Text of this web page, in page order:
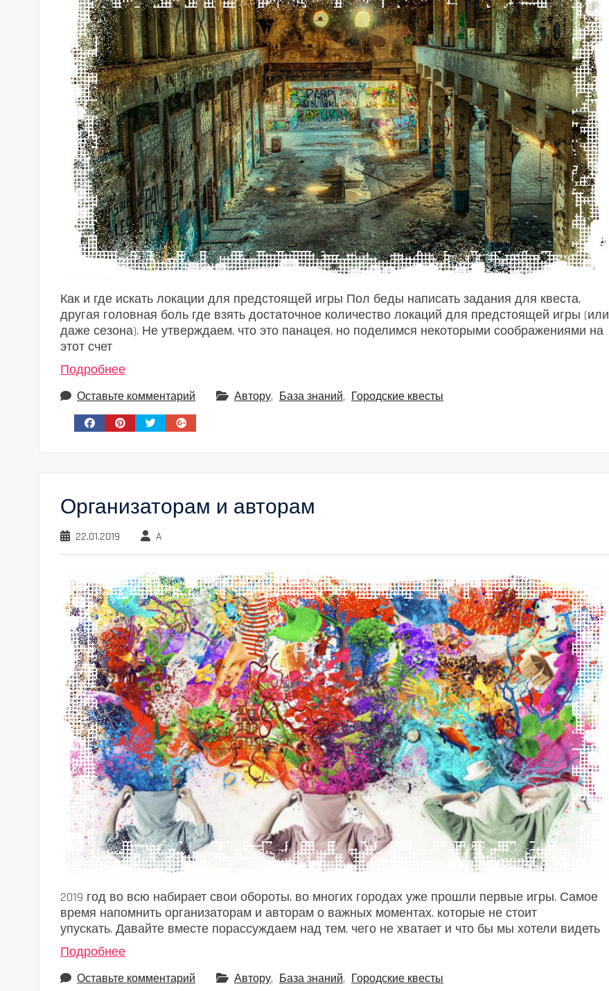
Как и где искать локации для предстоящей игры Пол беды написать задания для квеста,
другая головная боль где взять достаточное количество локаций для предстоящей игры (или
даже сезона). Не утверждаем, что это панацея, но поделимся некоторыми соображениями на
этот счет
Подробнее
Оставьте комментарий Автору, База знаний, Городские квесты
Организаторам и авторам
22.01.2019 A
2019 год во всю набирает свои обороты, во многих городах уже прошли первые игры. Самое
время напомнить организаторам и авторам о важных моментах, которые не стоит
упускать. Давайте вместе порассуждаем над тем, чего не хватает и что бы мы хотели видеть
Подробнее
Оставьте комментарий Автору, База знаний, Городские квесты